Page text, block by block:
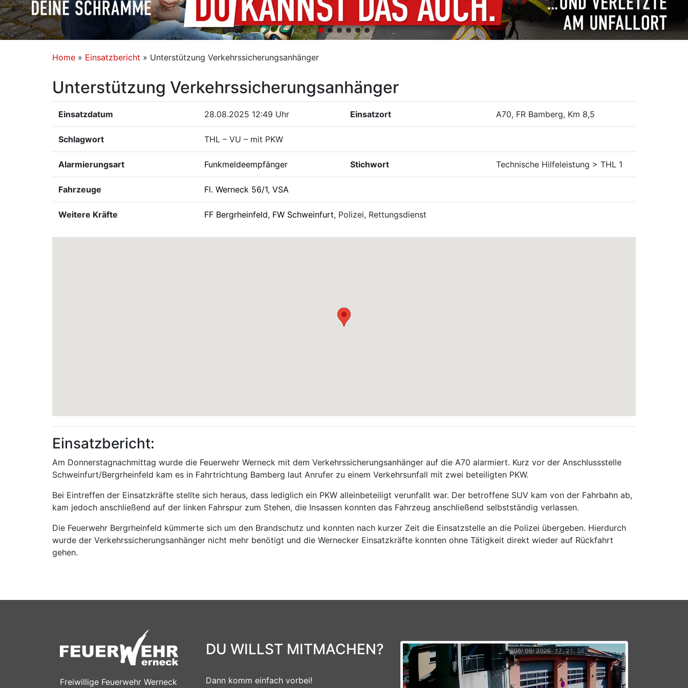
Home » Einsatzbericht » Unterstützung Verkehrssicherungsanhänger
Unterstützung Verkehrssicherungsanhänger
Einsatzdatum 28.08.2025 12:49 Uhr Einsatzort A70, FR Bamberg, Km 8,5
Schlagwort THL – VU – mit PKW
Alarmierungsart Funkmeldeempfänger Stichwort Technische Hilfeleistung > THL 1
Fahrzeuge Fl. Werneck 56/1, VSA
Weitere Kräfte FF Bergrheinfeld, FW Schweinfurt, Polizei, Rettungsdienst
Einsatzbericht:
Am Donnerstagnachmittag wurde die Feuerwehr Werneck mit dem Verkehrssicherungsanhänger auf die A70 alarmiert. Kurz vor der Anschlussstelle
Schweinfurt/Bergrheinfeld kam es in Fahrtrichtung Bamberg laut Anrufer zu einem Verkehrsunfall mit zwei beteiligten PKW.
Bei Eintreffen der Einsatzkräfte stellte sich heraus, dass lediglich ein PKW alleinbeteiligt verunfallt war. Der betroffene SUV kam von der Fahrbahn ab,
kam jedoch anschließend auf der linken Fahrspur zum Stehen, die Insassen konnten das Fahrzeug anschließend selbstständig verlassen.
Die Feuerwehr Bergrheinfeld kümmerte sich um den Brandschutz und konnten nach kurzer Zeit die Einsatzstelle an die Polizei übergeben. Hierdurch
wurde der Verkehrssicherungsanhänger nicht mehr benötigt und die Wernecker Einsatzkräfte konnten ohne Tätigkeit direkt wieder auf Rückfahrt
gehen.
Freiwillige Feuerwehr Werneck
DU WILLST MITMACHEN?
Dann komm einfach vorbei!